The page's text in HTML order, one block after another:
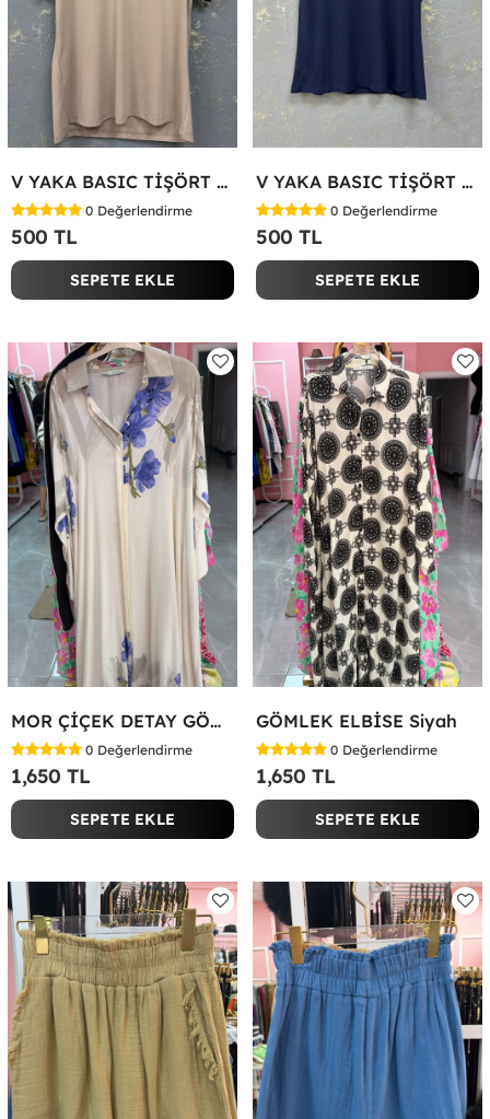
V YAKA BASIC TİŞÖRT Bej
0 Değerlendirme
500 TL
SEPETE EKLE
V YAKA BASIC TİŞÖRT Lacivert
0 Değerlendirme
500 TL
SEPETE EKLE
MOR ÇİÇEK DETAY GÖMLEK ELBİSE Beyaz
0 Değerlendirme
1,650 TL
SEPETE EKLE
GÖMLEK ELBİSE Siyah
0 Değerlendirme
1,650 TL
SEPETE EKLE